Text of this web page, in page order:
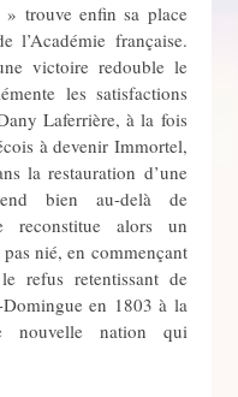
trouve enfin sa place
l’Académie française.
victoire redouble le
les satisfactions
Laferrière, à la fois
à devenir Immortel,
la restauration d’une
bien au-delà de
reconstitue alors un
nié, en commençant
refus retentissant de
en 1803 à la
nouvelle nation qui